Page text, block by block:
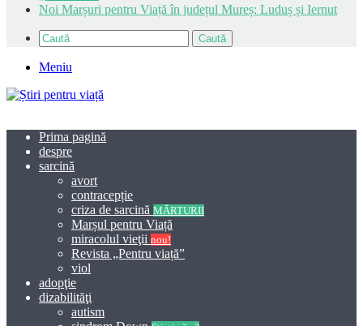
Noi Marșuri pentru Viață în județul Mureș: Luduș și Iernut
Caută
Meniu
Prima pagină
despre
sarcină
avort
contracepție
criza de sarcină MĂRTURII
Marșul pentru Viață
miracolul vieţii nou!
Revista „Pentru viață”
viol
adopţie
dizabilităţi
autism